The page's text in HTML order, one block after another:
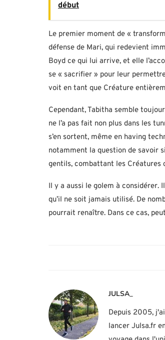
début
Le premier moment de «
défense de Mari, qui redevient
Boyd ce qui lui arrive, et elle
se « sacrifier » pour leur
voit en tant que Créature
Cependant, Tabitha semble
ne l’a pas fait non plus dans les
s’en sortent, même en having
notamment la question de savoir
gentils, combattant les Créatures
Il y a aussi le golem à considérer.
qu’il ne soit jamais utilisé. De
pourrait renaître. Dans ce cas,
JULSA_
Depuis 2005,
lancer Julsa.fr